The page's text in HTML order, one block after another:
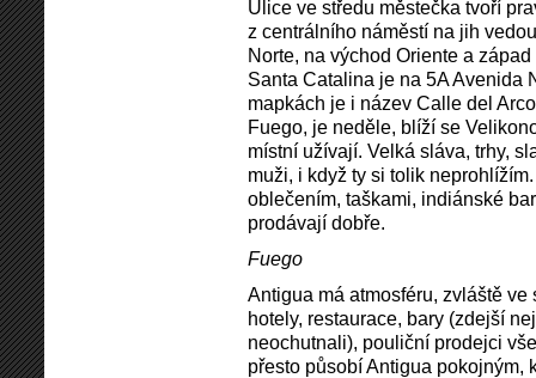
Ulice ve středu městečka tvoří
z centrálního náměstí na jih
Norte, na východ Oriente a
Santa Catalina je na 5A Avenida
mapkách je i název Calle del
Fuego, je neděle, blíží se
místní užívají. Velká sláva, trhy,
muži, i když ty si tolik
oblečením, taškami, indiánské
prodávají dobře.
Fuego
Antigua má atmosféru, zvláště
hotely, restaurace, bary (zdejší
neochutnali), pouliční prodejci
přesto působí Antigua pokojným,